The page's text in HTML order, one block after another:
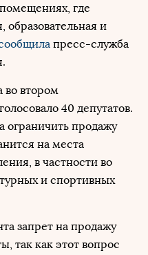
где
образовательная и
пресс-служба
во втором
40 депутатов.
ограничить продажу
на места
в частности во
и спортивных
запрет на продажу
так как этот вопрос